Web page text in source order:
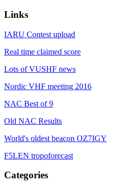
Links
IARU Contest upload
Real time claimed score
Lots of VUSHF news
Nordic VHF meeting 2016
NAC Best of 9
Old NAC Results
World's oldest beacon OZ7IGY
F5LEN tropoforecast
Categories